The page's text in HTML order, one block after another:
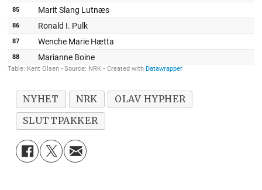
NYHET NRK
OLAV HYPHER
SLUTTPAKKER